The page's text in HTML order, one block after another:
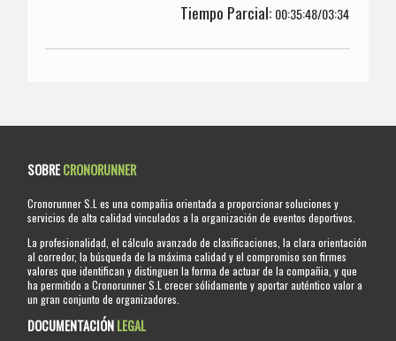
Tiempo Parcial: 00:35:48/03:34
SOBRECRONORUNNER
Cronorunner S.L es una compañia orientada a proporcionar soluciones y
servicios de alta calidad vinculados a la organización de eventos deportivos.
La profesionalidad, el cálculo avanzado de clasificaciones, la clara orientación
al corredor, la búsqueda de la máxima calidad y el compromiso son firmes
valores que identifican y distinguen la forma de actuar de la compañia, y que
ha permitido a Cronorunner S.L crecer sólidamente y aportar auténtico valor a
un gran conjunto de organizadores.
DOCUMENTACIÓNLEGAL